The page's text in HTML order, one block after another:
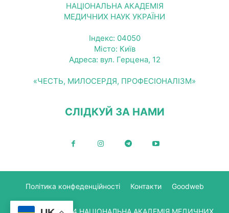
НАЦІОНАЛЬНА АКАДЕМІЯ
МЕДИЧНИХ НАУК УКРАЇНИ
Індекс: 04050
Місто: Київ
Адреса: вул. Герцена, 12
«ЧЕСТЬ, МИЛОСЕРДЯ, ПРОФЕСІОНАЛІЗМ»
СЛІДКУЙ ЗА НАМИ
Політика конфеденційності Контакти Goodweb
© Copyright 2024 НАЦІОНАЛЬНА АКАДЕМІЯ МЕДИЧНИХ